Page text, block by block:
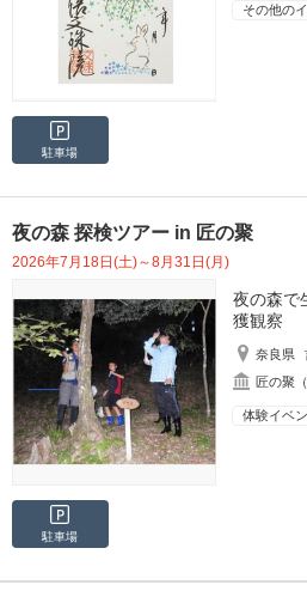
その他の
駐車場
夜の森 探検ツアー in 匠の聚
2026年7月18日(土)～8月31日(月)
夜の森で
獲観察
奈良県
匠の聚
体験イベ
駐車場